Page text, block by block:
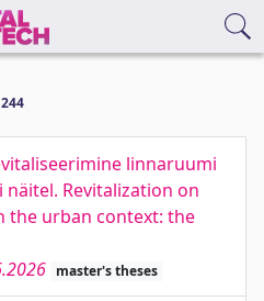
linnaruumi
Revitalization on
the urban context: the
master's theses